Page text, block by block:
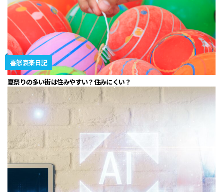
喜怒哀楽日記
夏祭りの多い街は住みやすい？住みにくい？